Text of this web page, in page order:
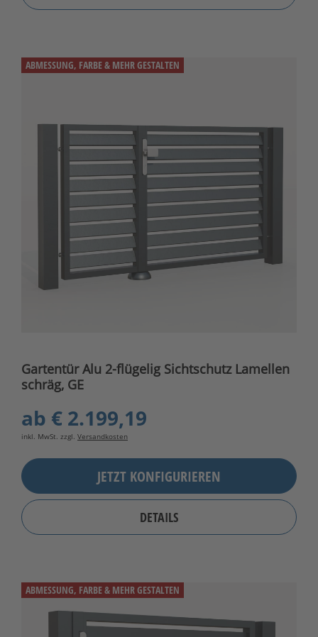
ABMESSUNG, FARBE & MEHR GESTALTEN
Gartentür Alu 2-flügelig Sichtschutz Lamellen
schräg, GE
ab € 2.199,19
inkl. MwSt. zzgl. Versandkosten
JETZT KONFIGURIEREN
DETAILS
ABMESSUNG, FARBE & MEHR GESTALTEN